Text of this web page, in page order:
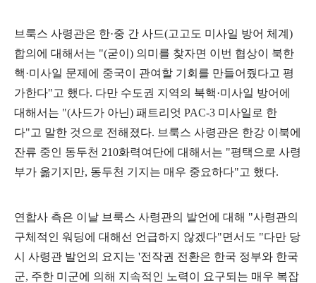
브룩스 사령관은 한·중 간 사드(고고도 미사일 방어 체계 )
합의에 대해서는 "(굳이 ) 의미를 찾자면 이번 협상이 북한
핵·미사일 문제에 중국이 관여할 기회를 만들어줬다고 평
가한다"고 했다. 다만 수도권 지역의 북핵·미사일 방어에
대해서는 "(사드가 아닌) 패트리엇 PAC-3 미사일로 한
다"고 말한 것으로 전해졌다. 브룩스 사령관은 한강 이북에
잔류 중인 동두천 210화력여단에 대해서는 "평택으로 사령
부가 옮기지만, 동두천 기지는 매우 중요하다"고 했다.
연합사 측은 이날 브룩스 사령관의 발언에 대해 "사령관의
구체적인 워딩에 대해선 언급하지 않겠다"면서도 "다만 당
시 사령관 발언의 요지는 '전작권 전환은 한국 정부와 한국
군, 주한 미군에 의해 지속적인 노력이 요구되는 매우 복잡